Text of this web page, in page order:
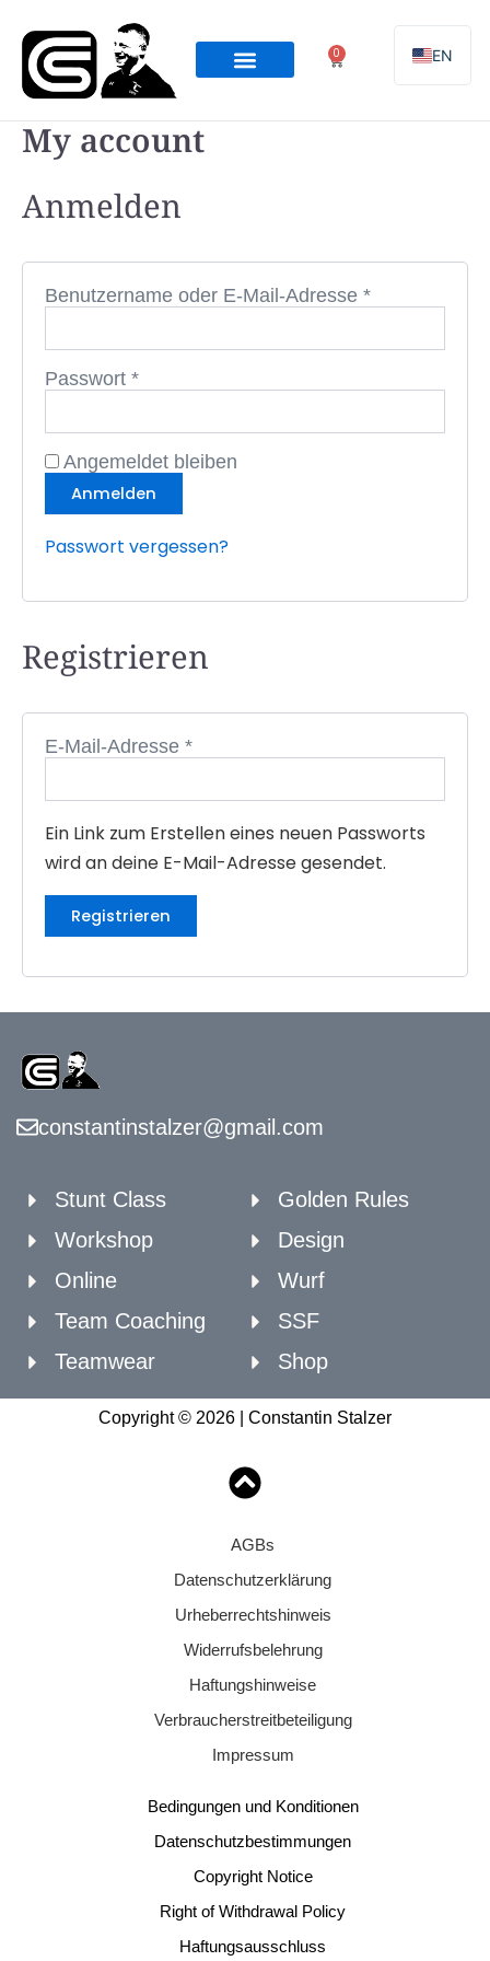
Inhalt
springen
0
Warenkorb EN
My account
Anmelden
Benutzername oder E-Mail-Adresse *
Passwort *
Angemeldet bleiben
Anmelden
Passwort vergessen?
Registrieren
E-Mail-Adresse *
Ein Link zum Erstellen eines neuen Passworts
wird an deine E-Mail-Adresse gesendet.
Registrieren
constantinstalzer@gmail.com
Stunt Class
Workshop
Online
Team Coaching
Teamwear
Golden Rules
Design
Wurf
SSF
Shop
Copyright © 2026 | Constantin Stalzer
AGBs
Datenschutzerklärung
Urheberrechtshinweis
Widerrufsbelehrung
Haftungshinweise
Verbraucherstreitbeteiligung
Impressum
Bedingungen und Konditionen
Datenschutzbestimmungen
Copyright Notice
Right of Withdrawal Policy
Haftungsausschluss